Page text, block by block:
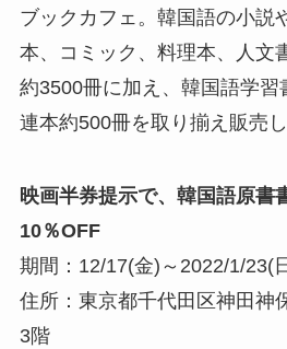
ブックカフェ。韓国語の小説
本、コミック、料理本、人文
約3500冊に加え、韓国語学習
連本約500冊を取り揃え販売し
映画半券提示で、韓国語原書
10％OFF
期間：12/17(金)～2022/1/23(
住所：東京都千代田区神田神
3階